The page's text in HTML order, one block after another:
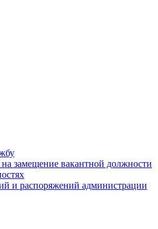
замещение вакантной должности
и распоряжений администрации